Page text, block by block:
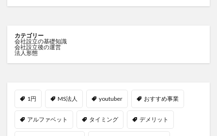
カテゴリー
会社設立の基礎知識
会社設立後の運営
法人形態
1円 MS法人 youtuber おすすめ事業
アルファベット タイミング デメリット